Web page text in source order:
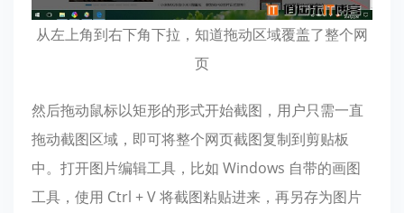
从左上角到右下角下拉，知道拖动区域覆盖了整个网
页
然后拖动鼠标以矩形的形式开始截图，用户只需一直
拖动截图区域，即可将整个网页截图复制到剪贴板
中。打开图片编辑工具，比如 Windows 自带的画图
工具，使用 Ctrl + V 将截图粘贴进来，再另存为图片